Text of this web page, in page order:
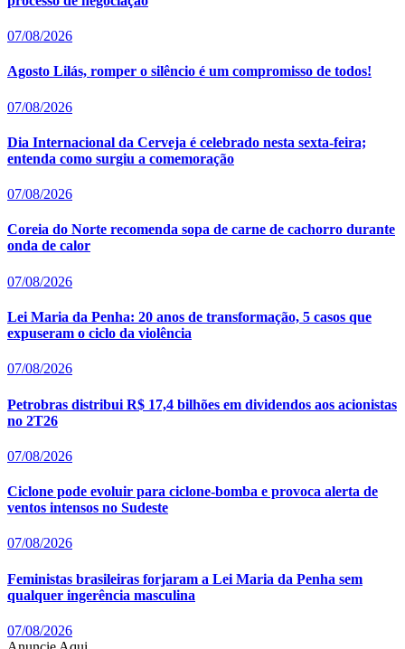
07/08/2026
Agosto Lilás, romper o silêncio é um compromisso de todos!
07/08/2026
Dia Internacional da Cerveja é celebrado nesta sexta-feira;
entenda como surgiu a comemoração
07/08/2026
Coreia do Norte recomenda sopa de carne de cachorro durante
onda de calor
07/08/2026
Lei Maria da Penha: 20 anos de transformação, 5 casos que
expuseram o ciclo da violência
07/08/2026
Petrobras distribui R$ 17,4 bilhões em dividendos aos acionistas
no 2T26
07/08/2026
Ciclone pode evoluir para ciclone-bomba e provoca alerta de
ventos intensos no Sudeste
07/08/2026
Feministas brasileiras forjaram a Lei Maria da Penha sem
qualquer ingerência masculina
07/08/2026